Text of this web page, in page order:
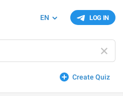
LOG IN
EN
Create Quiz